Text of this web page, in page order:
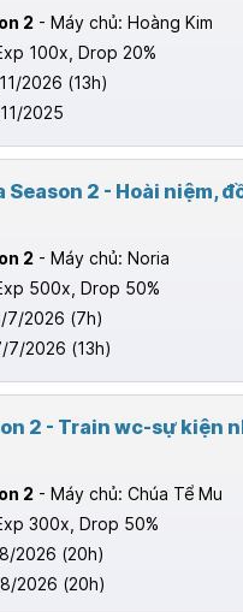
2 - Máy chủ: Hoàng Kim
100x, Drop 20%
2026 (13h)
2025
Season 2 - Hoài niệm,
2 - Máy chủ: Noria
500x, Drop 50%
7/2026 (7h)
7/2026 (13h)
2 - Train wc-sự kiện
2 - Máy chủ: Chúa Tể Mu
300x, Drop 50%
2026 (20h)
2026 (20h)